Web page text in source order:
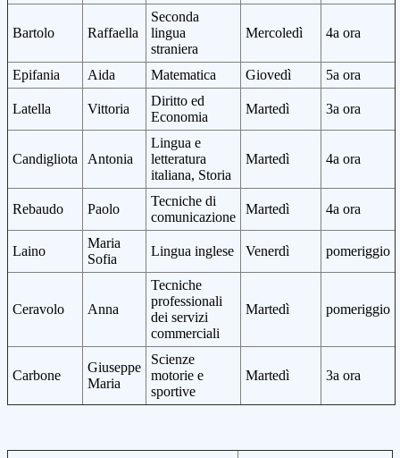
Bartolo Raffaella
Seconda
lingua
straniera
Mercoledì 4a ora
Epifania Aida Matematica Giovedì 5a ora
Latella Vittoria
Diritto ed
Economia
Martedì 3a ora
Candigliota Antonia
Lingua e
letteratura
italiana, Storia
Martedì 4a ora
Rebaudo Paolo
Tecniche di
comunicazione
Martedì 4a ora
Laino
Maria
Sofia
Lingua inglese Venerdì pomeriggio
Ceravolo Anna
Tecniche
professionali
dei servizi
commerciali
Martedì pomeriggio
Carbone
Giuseppe
Maria
Scienze
motorie e
sportive
Martedì 3a ora